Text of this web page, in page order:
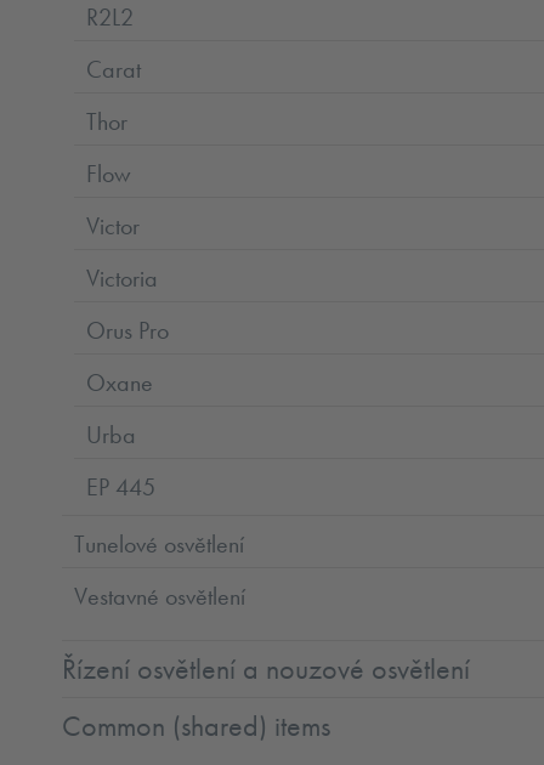
R2L2
Carat
Thor
Flow
Victor
Victoria
Orus Pro
Oxane
Urba
EP 445
Tunelové osvětlení
Vestavné osvětlení
Řízení osvětlení a nouzové osvětlení
Common (shared) items